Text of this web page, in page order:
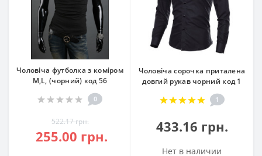
Чоловіча футболка з коміром
M,L, (чорний) код 56
0
522.17 грн.
255.00 грн.
Чоловіча сорочка приталена
довгий рукав чорний код 1
1
433.16 грн.
Нет в наличии